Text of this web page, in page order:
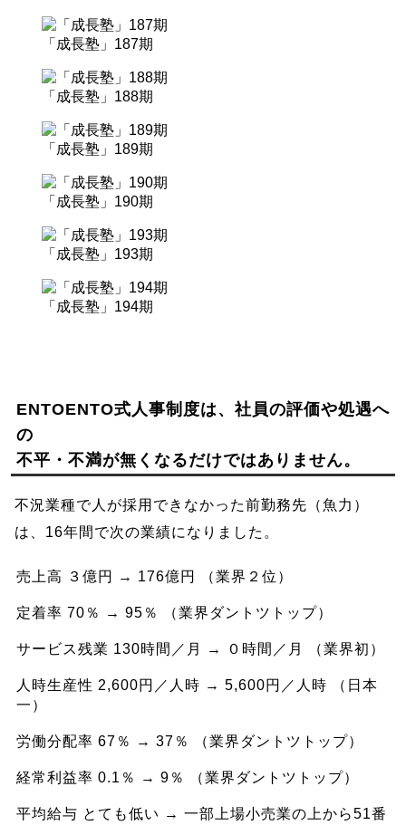
「成長塾」187期
「成長塾」188期
「成長塾」189期
「成長塾」190期
「成長塾」193期
「成長塾」194期
ENTOENTO式人事制度は、社員の評価や処遇へ
の
不平・不満が無くなるだけではありません。
不況業種で人が採用できなかった前勤務先（魚力）
は、16年間で次の業績になりました。
売上高 ３億円 → 176億円 （業界２位）
定着率 70％ → 95％ （業界ダントツトップ）
サービス残業 130時間／月 → ０時間／月 （業界初）
人時生産性 2,600円／人時 → 5,600円／人時 （日本
一）
労働分配率 67％ → 37％ （業界ダントツトップ）
経常利益率 0.1％ → 9％ （業界ダントツトップ）
平均給与 とても低い → 一部上場小売業の上から51番